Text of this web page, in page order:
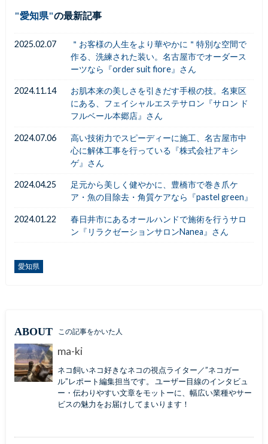
愛知県 の最新記事
2025.02.07
＂お客様の人生をより華やかに＂特別な空間で
作る、洗練された装い。名古屋市でオーダース
ーツなら『order suit fiore』さん
2024.11.14
お肌本来の美しさを引きだす手根の技。名東区
にある、フェイシャルエステサロン『サロン ド
フルベール本郷店』さん
2024.07.06
高い技術力でスピーディーに施工、名古屋市中
心に解体工事を行っている『株式会社アキシ
ゲ』さん
2024.04.25
足元から美しく健やかに、豊橋市で巻き爪ケ
ア・魚の目除去・角質ケアなら『pastel green』
2024.01.22
春日井市にあるオールハンドで施術を行うサロ
ン『リラクゼーションサロンNanea』さん
愛知県
ABOUT この記事をかいた人
ma-ki
ネコ飼いネコ好きなネコの視点ライター／”ネコガー
ル”レポート編集担当です。 ユーザー目線のインタビュ
ー・伝わりやすい文章をモットーに、幅広い業種やサー
ビスの魅力をお届けしてまいります！